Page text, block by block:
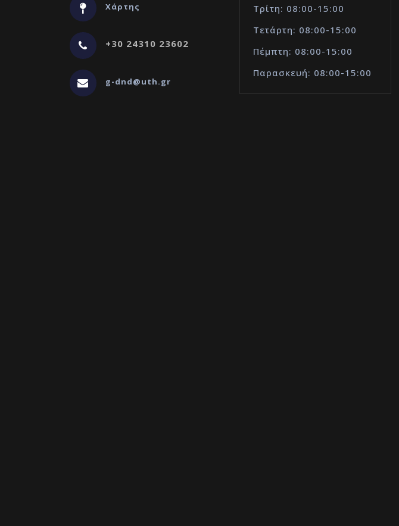
Χάρτης
+30 24310 23602
g-dnd@uth.gr
Τρίτη: 08:00-15:00
Τετάρτη: 08:00-15:00
Πέμπτη: 08:00-15:00
Παρασκευή: 08:00-15:00